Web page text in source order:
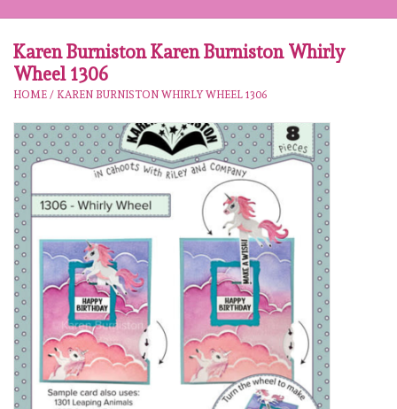
Workshops
Onze Merken
Mallen
Stempels
Stempelinkt
Stempelaccesoires
Karen Burniston Karen Burniston Whirly
Wheel 1306
HOME / KAREN BURNISTON WHIRLY WHEEL 1306